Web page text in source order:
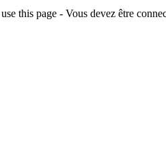
this page - Vous devez être